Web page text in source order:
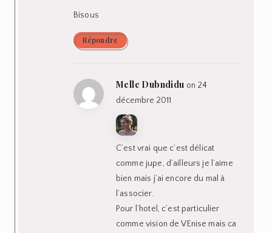
Bisous
Répondre
Melle Dubndidu on 24
décembre 2011
C’est vrai que c’est délicat
comme jupe, d’ailleurs je l’aime
bien mais j’ai encore du mal à
l’associer.
Pour l’hotel, c’est particulier
comme vision de VEnise mais ca